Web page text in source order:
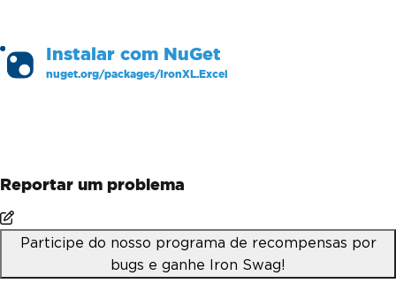
Instalar com NuGet
nuget.org/packages/IronXL.Excel
Reportar um problema
Participe do nosso programa de recompensas por
bugs e ganhe Iron Swag!